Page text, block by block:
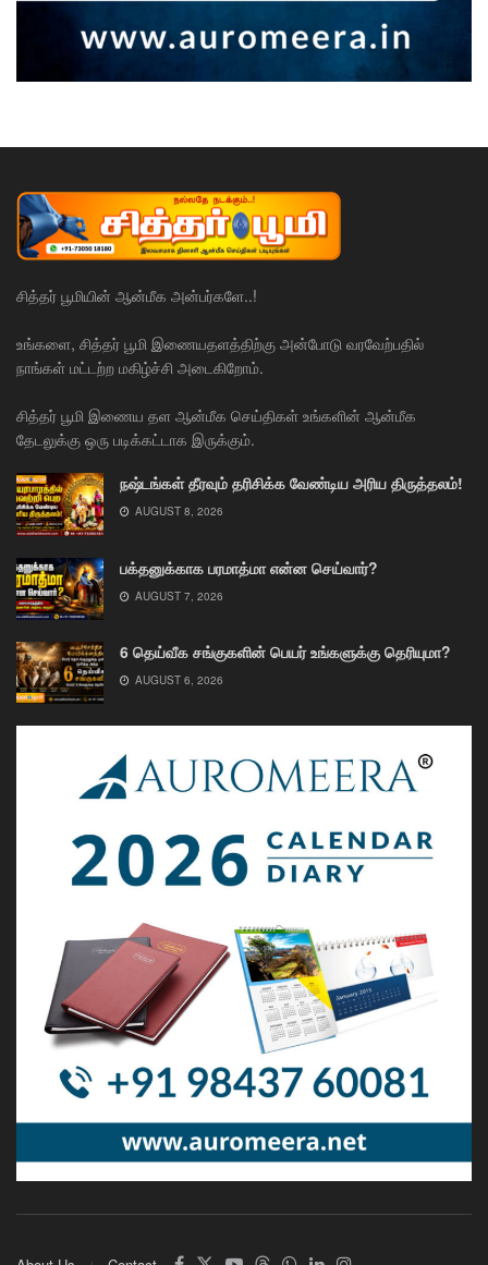
சித்தர் பூமியின் ஆன்மீக அன்பர்களே..!
உங்களை, சித்தர் பூமி இணையதளத்திற்கு அன்போடு வரவேற்பதில்
நாங்கள் மட்டற்ற மகிழ்ச்சி அடைகிறோம்.
சித்தர் பூமி இணைய தள ஆன்மீக செய்திகள் உங்களின் ஆன்மீக
தேடலுக்கு ஒரு படிக்கட்டாக இருக்கும்.
நஷ்டங்கள் தீரவும் தரிசிக்க வேண்டிய அரிய திருத்தலம்!
AUGUST 8, 2026
பக்தனுக்காக பரமாத்மா என்ன செய்வார்?
AUGUST 7, 2026
6 தெய்வீக சங்குகளின் பெயர் உங்களுக்கு தெரியுமா?
AUGUST 6, 2026